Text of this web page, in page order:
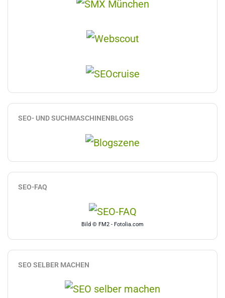
SEO- UND SUCHMASCHINENBLOGS
SEO-FAQ
Bild © FM2 - Fotolia.com
SEO SELBER MACHEN